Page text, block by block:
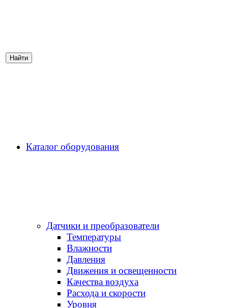
Каталог оборудования
Датчики и преобразователи
Температуры
Влажности
Давления
Движения и освещенности
Качества воздуха
Расхода и скорости
Уровня